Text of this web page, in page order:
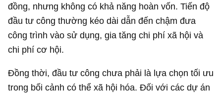
đồng, nhưng không có khả năng hoàn vốn. Tiến độ
đầu tư công thường kéo dài dẫn đến chậm đưa
công trình vào sử dụng, gia tăng chi phí xã hội và
chi phí cơ hội.
Đồng thời, đầu tư công chưa phải là lựa chọn tối ưu
trong bối cảnh có thể xã hội hóa. Đối với các dự án